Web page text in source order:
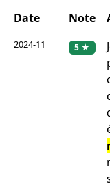
Date Note
2024-11 5 ★